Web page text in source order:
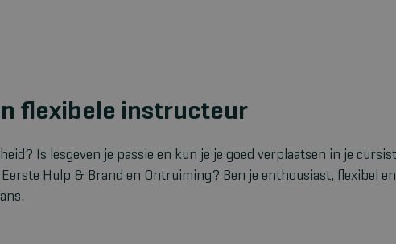
flexibele instructeur
Is lesgeven je passie en kun je je goed verplaatsen in je
Hulp & Brand en Ontruiming? Ben je enthousiast, flexibel en